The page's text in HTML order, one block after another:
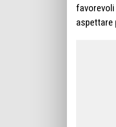
aspettare